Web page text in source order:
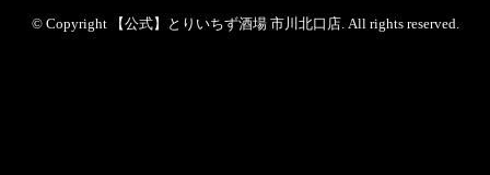
© Copyright 【公式】とりいちず酒場 市川北口店. All rights reserved.